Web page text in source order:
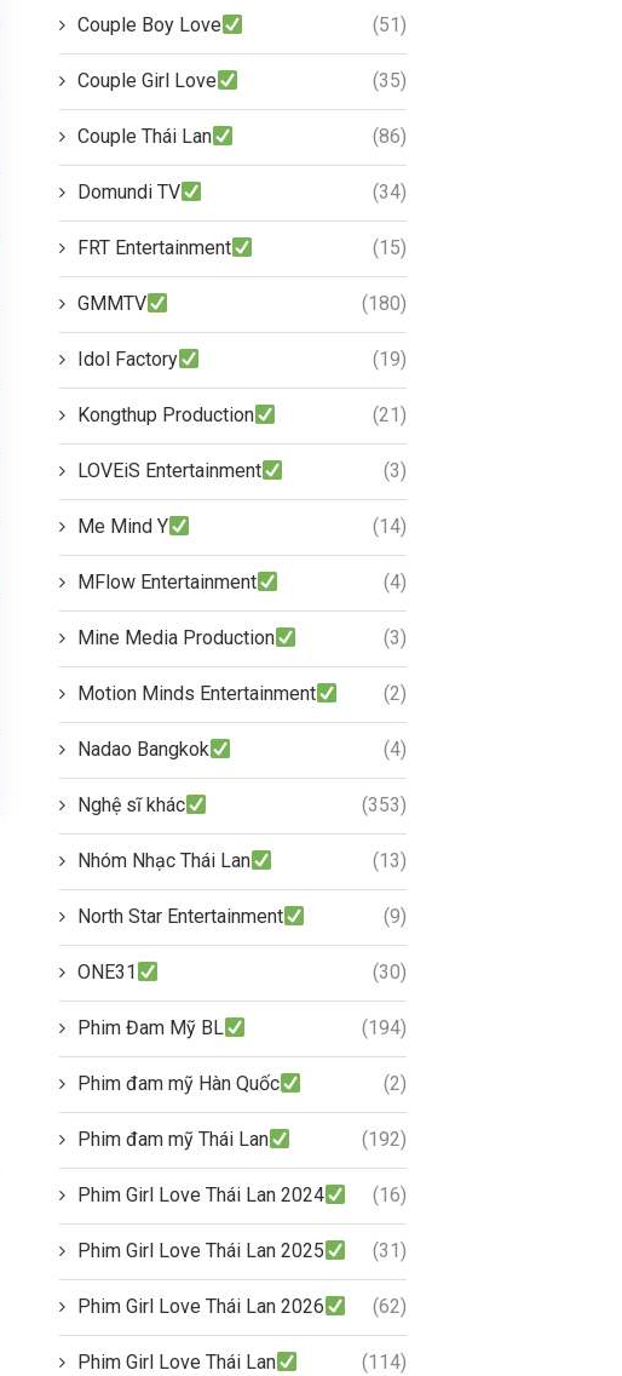
Couple Boy Love (51)
Couple Girl Love (35)
Couple Thái Lan (86)
Domundi TV (34)
FRT Entertainment (15)
GMMTV (180)
Idol Factory (19)
Kongthup Production (21)
LOVEiS Entertainment (3)
Me Mind Y (14)
MFlow Entertainment (4)
Mine Media Production (3)
Motion Minds Entertainment (2)
Nadao Bangkok (4)
Nghệ sĩ khác (353)
Nhóm Nhạc Thái Lan (13)
North Star Entertainment (9)
ONE31 (30)
Phim Đam Mỹ BL (194)
Phim đam mỹ Hàn Quốc (2)
Phim đam mỹ Thái Lan (192)
Phim Girl Love Thái Lan 2024 (16)
Phim Girl Love Thái Lan 2025 (31)
Phim Girl Love Thái Lan 2026 (62)
Phim Girl Love Thái Lan (114)